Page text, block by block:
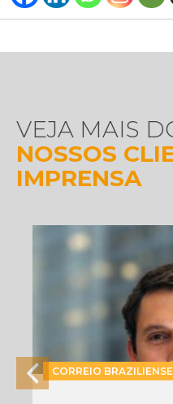
VEJA MAIS
NOSSOS
IMPRENSA
CORREIO BRAZILIENSE